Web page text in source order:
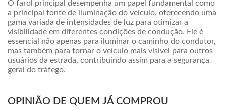
O farol principal desempenha um papel fundamental como
a principal fonte de iluminação do veículo, oferecendo uma
gama variada de intensidades de luz para otimizar a
visibilidade em diferentes condições de condução. Ele é
essencial não apenas para iluminar o caminho do condutor,
mas também para tornar o veículo mais visível para outros
usuários da estrada, contribuindo assim para a segurança
geral do tráfego.
OPINIÃO DE QUEM JÁ COMPROU